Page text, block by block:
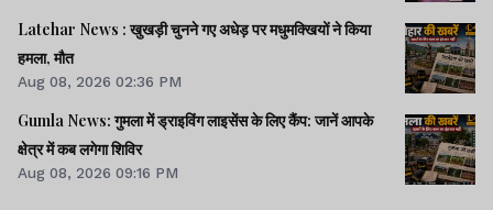
Latehar News : खुखड़ी चुनने गए अधेड़ पर मधुमक्खियों ने किया
हमला, मौत
Aug 08, 2026 02:36 PM
Gumla News: गुमला में ड्राइविंग लाइसेंस के लिए कैंप: जानें आपके
क्षेत्र में कब लगेगा शिविर
Aug 08, 2026 09:16 PM